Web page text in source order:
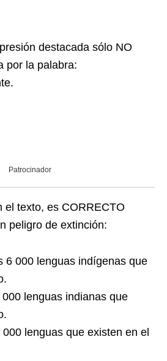
destacada sólo NO
por la palabra:
Patrocinador
el texto, es CORRECTO
peligro de extinción:
6 000 lenguas indígenas que
lenguas indianas que
lenguas que existen en el